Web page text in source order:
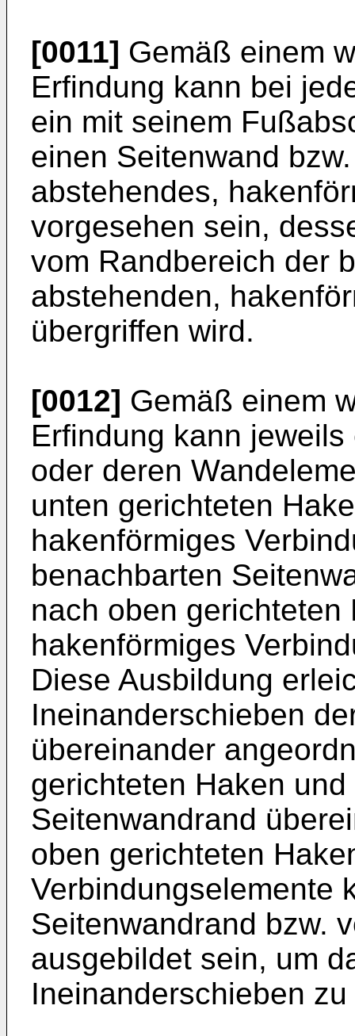
[0011] Gemäß einem
Erfindung kann bei
ein mit seinem
einen Seitenwand
abstehendes,
vorgesehen sein,
vom Randbereich der
abstehenden,
übergriffen wird.
[0012] Gemäß einem
Erfindung kann
oder deren
unten gerichteten
hakenförmiges
benachbarten
nach oben
hakenförmiges
Diese Ausbildung
Ineinanderschieben
übereinander
gerichteten Haken
Seitenwandrand
oben gerichteten
Verbindungselemente
Seitenwandrand bzw.
ausgebildet sein, um
Ineinanderschieben